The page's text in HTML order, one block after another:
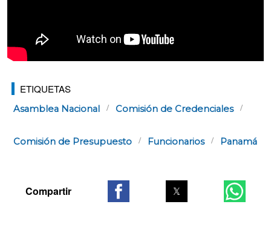
ETIQUETAS
Asamblea Nacional Comisión de Credenciales
Comisión de Presupuesto Funcionarios Panamá